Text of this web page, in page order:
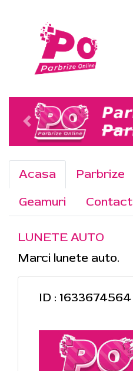
Acasa Parbrize
Geamuri
Contact
LUNETE AUTO
Marci lunete auto.
ID : 1633674564